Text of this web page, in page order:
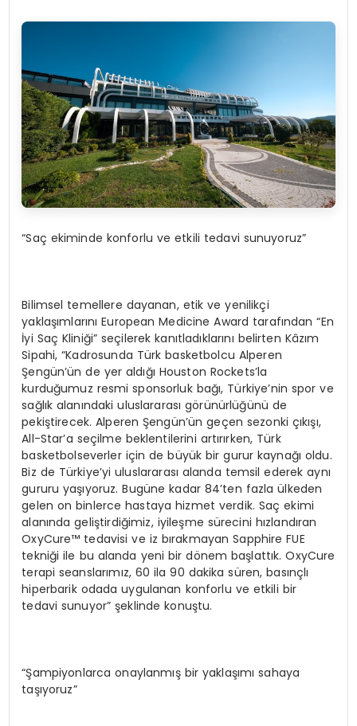
“Saç ekiminde konforlu ve etkili tedavi sunuyoruz”
Bilimsel temellere dayanan, etik ve yenilikçi
yaklaşımlarını European Medicine Award tarafından “En
İyi Saç Kliniği” seçilerek kanıtladıklarını belirten Kâzım
Sipahi, “Kadrosunda Türk basketbolcu Alperen
Şengün’ün de yer aldığı Houston Rockets’la
kurduğumuz resmi sponsorluk bağı, Türkiye’nin spor ve
sağlık alanındaki uluslararası görünürlüğünü de
pekiştirecek. Alperen Şengün’ün geçen sezonki çıkışı,
All-Star’a seçilme beklentilerini artırırken, Türk
basketbolseverler için de büyük bir gurur kaynağı oldu.
Biz de Türkiye’yi uluslararası alanda temsil ederek aynı
gururu yaşıyoruz. Bugüne kadar 84’ten fazla ülkeden
gelen on binlerce hastaya hizmet verdik. Saç ekimi
alanında geliştirdiğimiz, iyileşme sürecini hızlandıran
OxyCure™ tedavisi ve iz bırakmayan Sapphire FUE
tekniği ile bu alanda yeni bir dönem başlattık. OxyCure
terapi seanslarımız, 60 ila 90 dakika süren, basınçlı
hiperbarik odada uygulanan konforlu ve etkili bir
tedavi sunuyor” şeklinde konuştu.
“Şampiyonlarca onaylanmış bir yaklaşımı sahaya
taşıyoruz”